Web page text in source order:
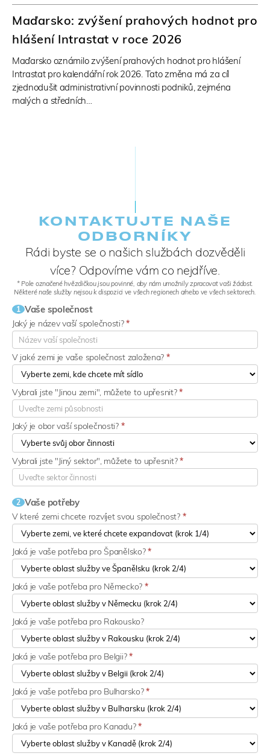
Maďarsko: zvýšení prahových hodnot pro
hlášení Intrastat v roce 2026
Maďarsko oznámilo zvýšení prahových hodnot pro hlášení
Intrastat pro kalendářní rok 2026. Tato změna má za cíl
zjednodušit administrativní povinnosti podniků, zejména
malých a středních…
KONTAKTUJTE NAŠE
ODBORNÍKY
Rádi byste se o našich službách dozvěděli
více? Odpovíme vám co nejdříve.
* Pole označené hvězdičkou jsou povinné, aby nám umožnily zpracovat vaši žádost.
Některé naše služby nejsou k dispozici ve všech regionech a/nebo ve všech sektorech.
1 Vaše společnost
Jaký je název vaší společnosti?*
V jaké zemi je vaše společnost založena? *
Jaký je obor vaší společnosti? *
Vybrali jste "Jinou zemi", můžete to upřesnit?*
Vybrali jste "Jiný sektor", můžete to upřesnit?*
2 Vaše potřeby
V které zemi chcete rozvíjet svou společnost? *
Jaká je vaše potřeba pro Španělsko?*
Jaká je vaše potřeba pro Německo? *
Jaká je vaše potřeba pro Rakousko?
Jaká je vaše potřeba pro Belgii?*
Jaká je vaše potřeba pro Bulharsko?*
Jaká je vaše potřeba pro Kanadu?*